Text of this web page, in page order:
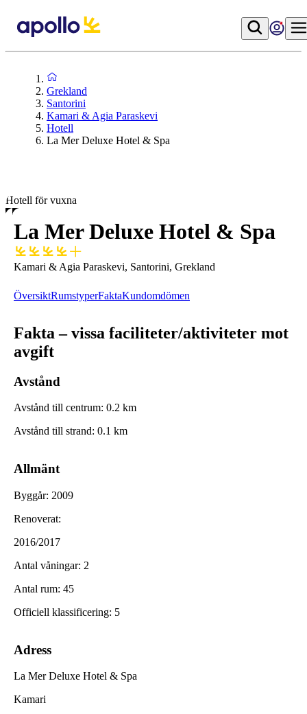
Grekland
Santorini
Kamari & Agia Paraskevi
Hotell
La Mer Deluxe Hotel & Spa
Hotell för vuxna
La Mer Deluxe Hotel & Spa
Kamari & Agia Paraskevi, Santorini, Grekland
ÖversiktRumstyperFaktaKundomdömen
Fakta – vissa faciliteter/aktiviteter mot
avgift
Avstånd
Avstånd till centrum: 0.2 km
Avstånd till strand: 0.1 km
Allmänt
Byggår: 2009
Renoverat:
2016/2017
Antal våningar: 2
Antal rum: 45
Officiell klassificering: 5
Adress
La Mer Deluxe Hotel & Spa
Kamari